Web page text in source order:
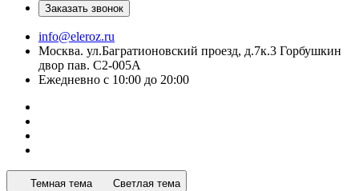
Заказать звонок
info@eleroz.ru
Москва. ул.Багратионовский проезд, д.7к.3 Горбушкин
двор пав. C2-005A
Ежедневно с 10:00 до 20:00
Темная тема Светлая тема